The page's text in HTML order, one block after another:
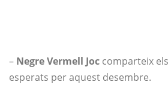
– Negre Vermell Joc comparteix
esperats per aquest desembre.